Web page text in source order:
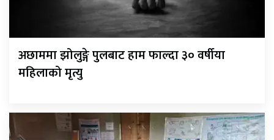
अछाममा झोलुङ्गे पुलबाट हाम फाल्दा ३० वर्षीया
महिलाको मृत्यु